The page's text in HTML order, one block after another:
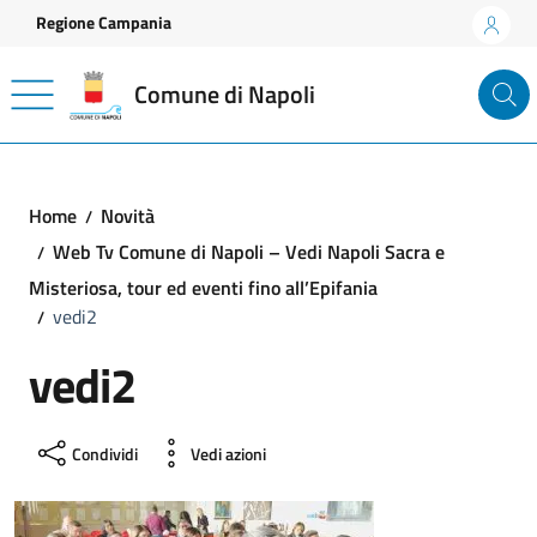
Vai ai contenuti
Vai al footer
Regione Campania
Comune di Napoli
Home
Novità
Web Tv Comune di Napoli – Vedi Napoli Sacra e
Misteriosa, tour ed eventi fino all’Epifania
vedi2
vedi2
Condividi Vedi azioni